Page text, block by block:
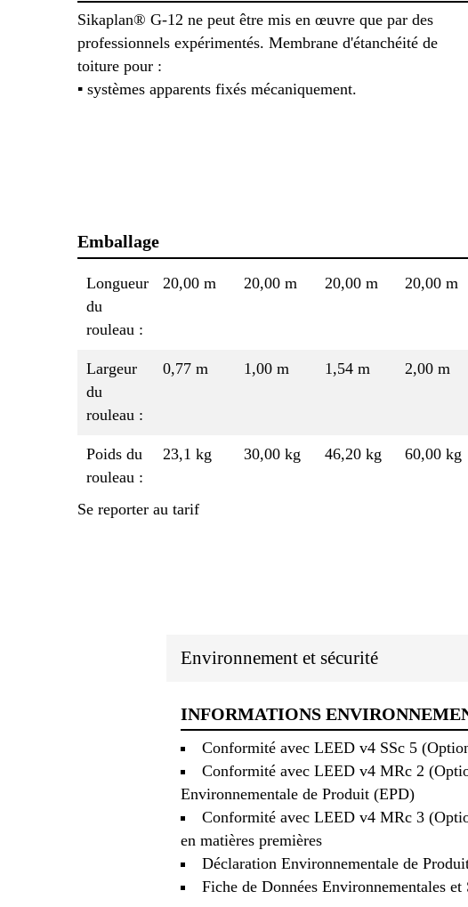
Sikaplan® G-12 ne peut être mis en œuvre que par des
professionnels expérimentés. Membrane d'étanchéité de
toiture pour :
▪ systèmes apparents fixés mécaniquement.
Emballage
Longueur
du
rouleau :
20,00 m 20,00 m 20,00 m 20,00 m
Largeur
du
rouleau :
0,77 m 1,00 m 1,54 m 2,00 m
Poids du
rouleau :
23,1 kg 30,00 kg 46,20 kg 60,00 kg
Se reporter au tarif
Environnement et sécurité
INFORMATIONS
Conformité avec LEED v4 SSc 5
Conformité avec LEED v4 MRc 2
Environnementale de Produit (EPD)
Conformité avec LEED v4 MRc 3
en matières premières
Déclaration Environnementale de
Fiche de Données Environnementales